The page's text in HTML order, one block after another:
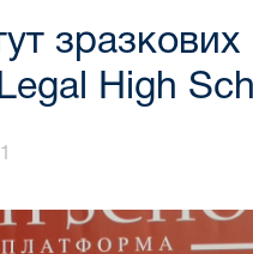
High